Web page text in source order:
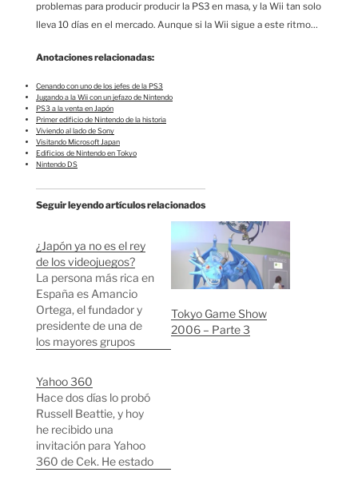
problemas para producir producir la PS3 en masa, y la Wii tan solo
lleva 10 días en el mercado. Aunque si la Wii sigue a este ritmo…
Anotaciones relacionadas:
Cenando con uno de los jefes de la PS3
Jugando a la Wii con un jefazo de Nintendo
PS3 a la venta en Japón
Primer edificio de Nintendo de la historia
Viviendo al lado de Sony
Visitando Microsoft Japan
Edificios de Nintendo en Tokyo
Nintendo DS
Seguir leyendo artículos relacionados
¿Japón ya no es el rey
de los videojuegos?
La persona más rica en
España es Amancio
Ortega, el fundador y
presidente de una de
los mayores grupos
Hiroshi Yamauchi, el
presidente de Nintendo
que transformó una
pequeña empresa que
se dedicaba al negocio
de las cartas hanafuda
Tokyo Game Show
2006 – Parte 3
Yahoo 360
Hace dos días lo probó
Russell Beattie, y hoy
he recibido una
invitación para Yahoo
360 de Cek. He estado